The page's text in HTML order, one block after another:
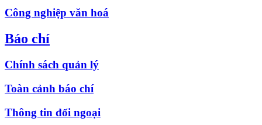
Công nghiệp văn hoá
Báo chí
Chính sách quản lý
Toàn cảnh báo chí
Thông tin đối ngoại